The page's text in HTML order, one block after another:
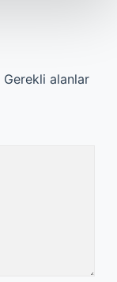
Gerekli alanlar